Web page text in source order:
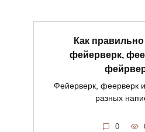
Как
фейерверк,
Фейерверк, феерверк
разных
0